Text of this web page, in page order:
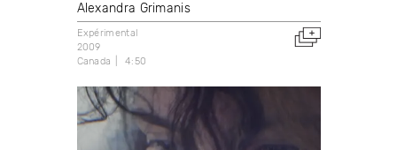
Alexandra Grimanis
Expérimental
2009
Canada
4:50